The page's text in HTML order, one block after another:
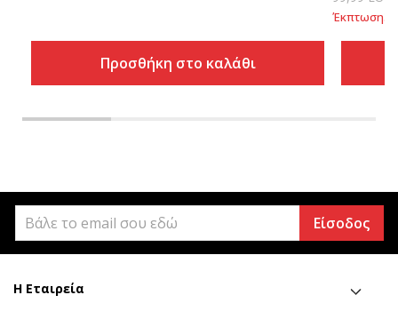
Προσθήκη στο καλάθι
Έκπτωση30
Είσοδος
Η Εταιρεία